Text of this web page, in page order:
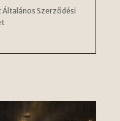
Szerződési